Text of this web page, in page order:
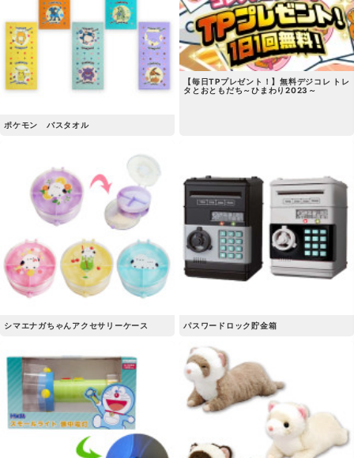
ポケモン バスタオル
【毎日TPプレゼント！】無料デジコレ トレ
タとおともだち～ひまわり2023～
シマエナガちゃんアクセサリーケース パスワードロック貯金箱